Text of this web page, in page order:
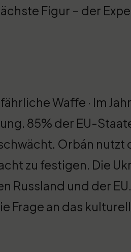
Figur – der
Waffe · Im
85% der EU-
Orbán nutzt
zu festigen. Die
Russland und der
Frage an das